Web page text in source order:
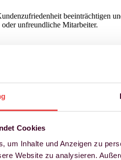
Cookies
um Inhalte und Anzeigen zu
Website zu analysieren.
beeinträchtigen
unfreundliche Mitarbeiter.
bleibenden Eindruck bei
ein Problem mit dem
bewusst oder unbewusst, ob die
binden, zu Käufen anzuregen